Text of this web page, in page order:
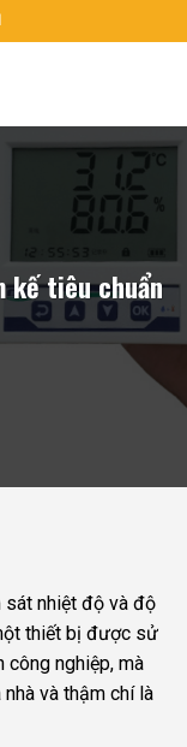
kế tiêu chuẩn
sát nhiệt độ và độ
thiết bị được sử
công nghiệp, mà
và thậm chí là